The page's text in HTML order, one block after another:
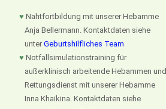
♥ Nahtfortbildung mit unserer Hebamme
Anja Bellermann. Kontaktdaten siehe
unterGeburtshilfliches Team
♥ Notfallsimulationstraining für
außerklinisch arbeitende Hebammen und
Rettungsdienst mit unserer Hebamme
Inna Khaikina. Kontaktdaten siehe